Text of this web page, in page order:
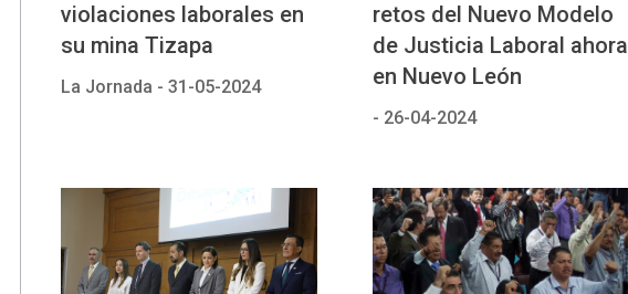
violaciones laborales en
su mina Tizapa
La Jornada -31-05-2024
retos del Nuevo Modelo
de Justicia Laboral ahora
en Nuevo León
- 26-04-2024